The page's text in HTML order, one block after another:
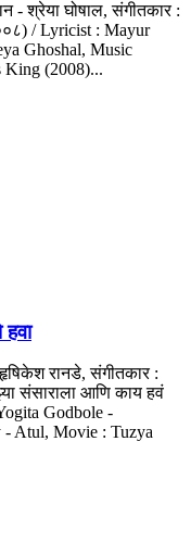
- श्रेया घोषाल, संगीतकार :
/ Lyricist : Mayur
Ghoshal, Music
King (2008)...
रानडे, संगीतकार :
संसाराला आणि काय हवं
Godbole -
- Atul, Movie : Tuzya